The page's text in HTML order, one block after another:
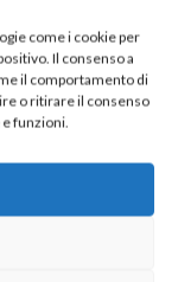
come i cookie per
Il consenso a
il comportamento di
o ritirare il consenso
funzioni.